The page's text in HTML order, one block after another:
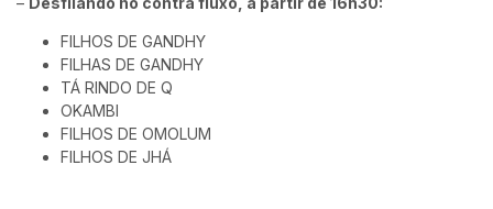
FILHOS DE GANDHY
FILHAS DE GANDHY
TÁ RINDO DE Q
OKAMBI
FILHOS DE OMOLUM
FILHOS DE JHÁ